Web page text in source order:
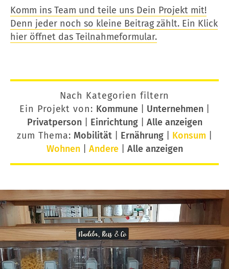
Komm ins Team und teile uns Dein Projekt mit!
Denn jeder noch so kleine Beitrag zählt. Ein Klick
hier öffnet das Teilnahmeformular.
Nach Kategorien filtern
Ein Projekt von: Kommune| Unternehmen|
Privatperson| Einrichtung| Alle anzeigen
zum Thema: Mobilität Ernährung Konsum
Wohnen| Andere| Alle anzeigen